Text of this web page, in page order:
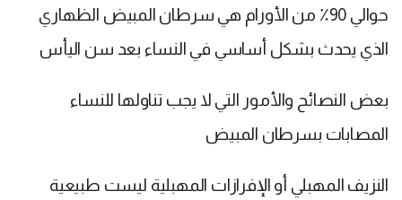
حوالي 90٪ من الأورام هي سرطان المبيض الظهاري
الذي يحدث بشكل أساسي في النساء بعد سن اليأس
بعض النصائح والأمور التي لا يجب تناولها للنساء
المصابات بسرطان المبيض
النزيف المهبلي أو الإفرازات المهبلية ليست طبيعية